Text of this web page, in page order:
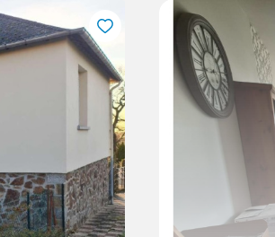
chambre(s)